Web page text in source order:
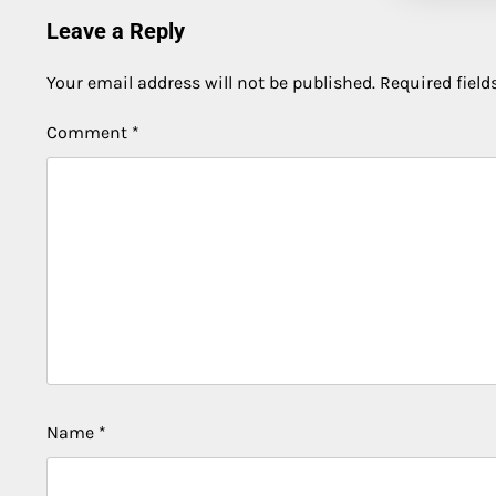
Leave a Reply
Your email address will not be published. Required
Comment *
Name *